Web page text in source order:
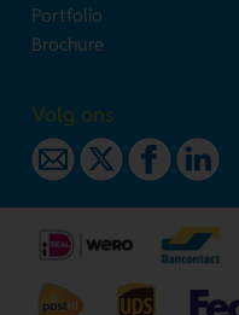
Portfolio
Brochure
Volg ons